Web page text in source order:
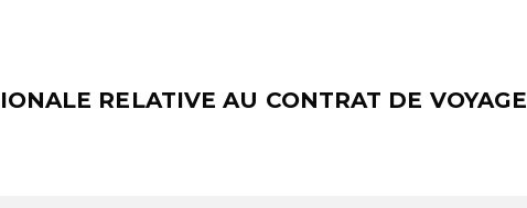
RELATIVE AU CONTRAT DE VOYAGE